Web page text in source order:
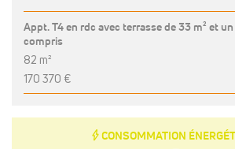
Appt. T4 en rdc avec terrasse de 33 m² et
compris
82 m²
170 370 €
E CONSOMMATION